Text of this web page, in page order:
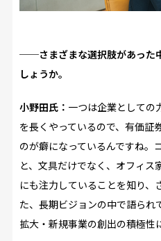
──さまざまな選択肢があった
しょうか。
小野田氏： 一つは企業としての
を長くやっているので、有価証
のが癖になっているんですね。
と、文具だけでなく、オフィ
にも注力していることを知り、
た、長期ビジョンの中で語られ
拡大・新規事業の創出の積極性